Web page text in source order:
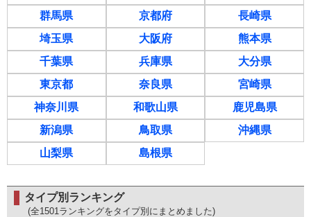
群馬県
埼玉県
千葉県
東京都
神奈川県
新潟県
山梨県
京都府
大阪府
兵庫県
奈良県
和歌山県
鳥取県
島根県
長崎県
熊本県
大分県
宮崎県
鹿児島県
沖縄県
タイプ別ランキング
(全1501ランキングをタイプ別にまとめました)